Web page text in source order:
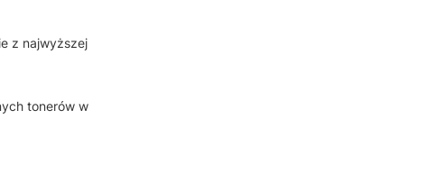
z najwyższej
tonerów w